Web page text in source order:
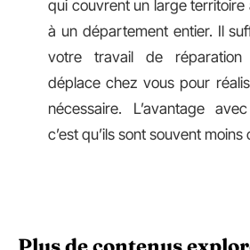
qui couvrent un large territoire
à un département entier. Il
votre travail de
déplace chez vous pour
nécessaire. L’avantage
c’est qu’ils sont souvent moins